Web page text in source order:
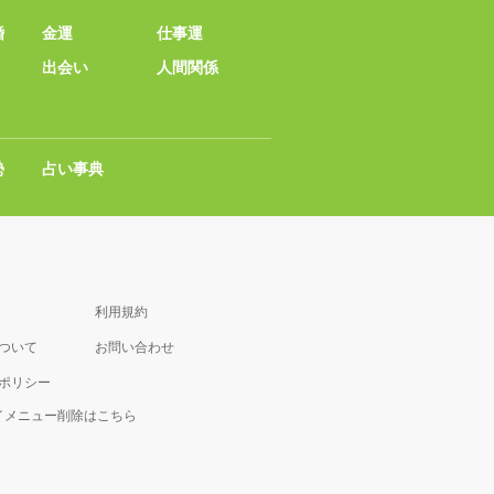
金運
仕事運
出会い
人間関係
占い事典
利用規約
いて お問い合わせ
リシー
ニュー削除はこちら